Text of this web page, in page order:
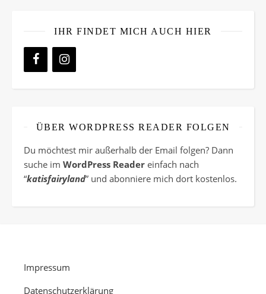
IHR FINDET MICH AUCH HIER
ÜBER WORDPRESS READER FOLGEN
Du möchtest mir außerhalb der Email folgen? Dann
suche im WordPress Reader einfach nach
“katisfairyland” und abonniere mich dort kostenlos.
Impressum
Datenschutzerklärung